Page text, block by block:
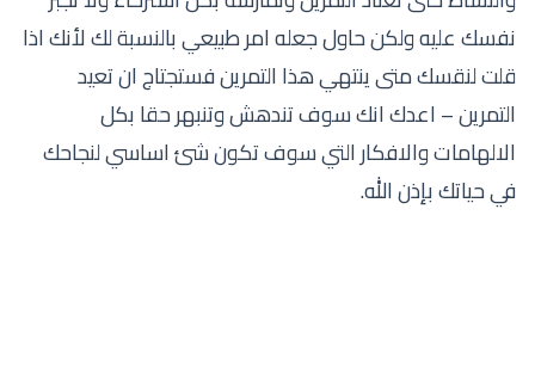
نفسك عليه ولكن حاول جعله امر طبيعي بالنسبة لك لأنك اذا
قلت لنقسك متى ينتهي هذا التمرين فستجتاج ان تعيد
التمرين – اعدك انك سوف تندهش وتنبهر حقا بكل
الالهامات والافكار التي سوف تكون شئ اساسي لنجاحك
في حياتك بإذن الله.